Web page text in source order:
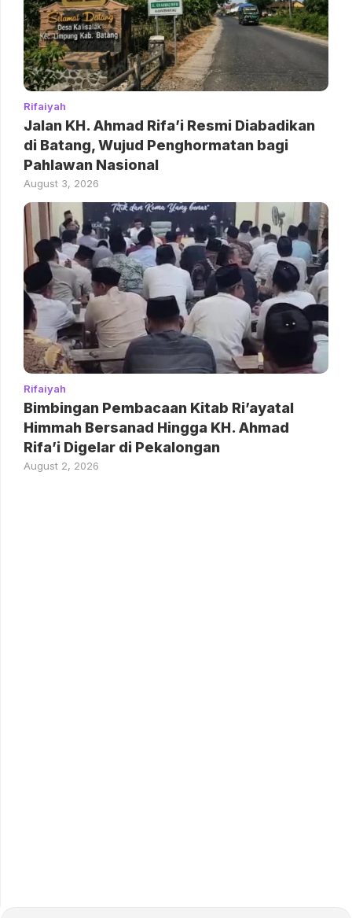
Rifaiyah
Jalan KH. Ahmad Rifa’i Resmi Diabadikan
di Batang, Wujud Penghormatan bagi
Pahlawan Nasional
August 3, 2026
Rifaiyah
Bimbingan Pembacaan Kitab Ri’ayatal
Himmah Bersanad Hingga KH. Ahmad
Rifa’i Digelar di Pekalongan
August 2, 2026